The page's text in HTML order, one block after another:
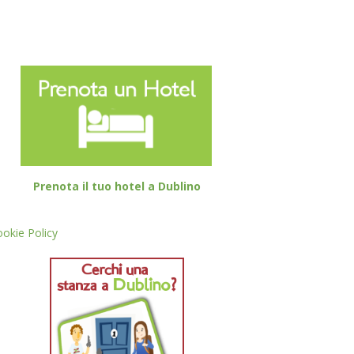
Prenota il tuo hotel a Dublino
Policy